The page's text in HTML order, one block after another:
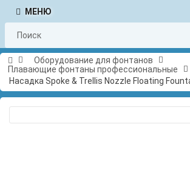
МЕНЮ
Оборудование для фонтанов
Плавающие фонтаны профессиональные
Насадка Spoke & Trellis Nozzle Floating